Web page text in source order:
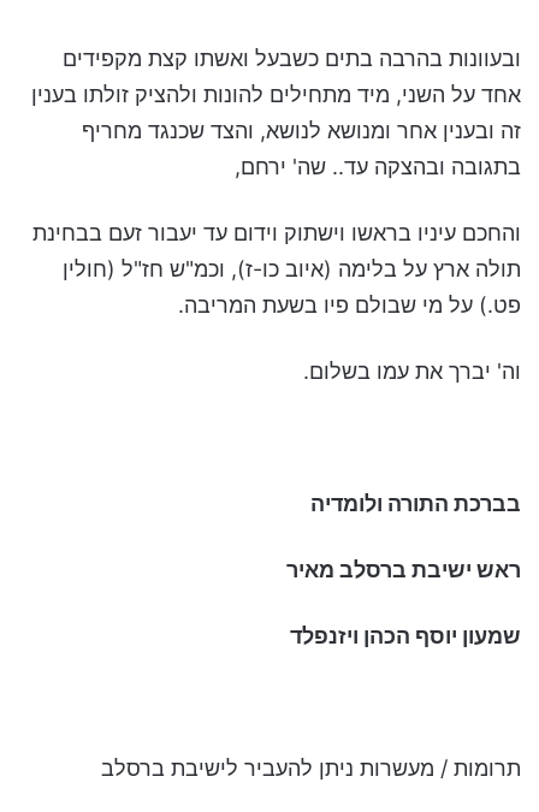
ובעוונות בהרבה בתים כשבעל ואשתו קצת מקפידים
אחד על השני, מיד מתחילים להונות ולהציק זולתו בענין
זה ובענין אחר ומנושא לנושא, והצד שכנגד מחריף
בתגובה ובהצקה עד.. שה' ירחם,
והחכם עיניו בראשו וישתוק וידום עד יעבור זעם בבחינת
תולה ארץ על בלימה (איוב כו-ז), וכמ"ש חז"ל (חולין
פט.) על מי שבולם פיו בשעת המריבה.
וה' יברך את עמו בשלום.
בברכת התורה ולומדיה
ראש ישיבת ברסלב מאיר
שמעון יוסף הכהן ויזנפלד
תרומות / מעשרות ניתן להעביר לישיבת ברסלב